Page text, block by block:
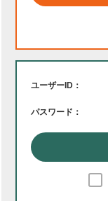
ユーザーID：
パスワード：